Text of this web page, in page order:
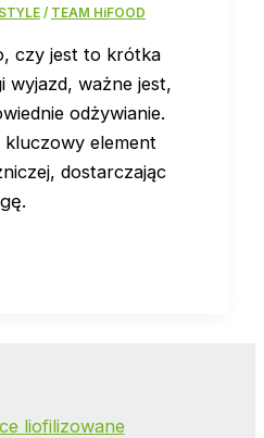
/ TEAM HiFOOD
czy jest to krótka
wyjazd, ważne jest,
odżywianie.
kluczowy element
dostarczając
liofilizowane